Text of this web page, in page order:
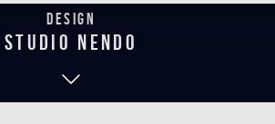
Design
studio nendo